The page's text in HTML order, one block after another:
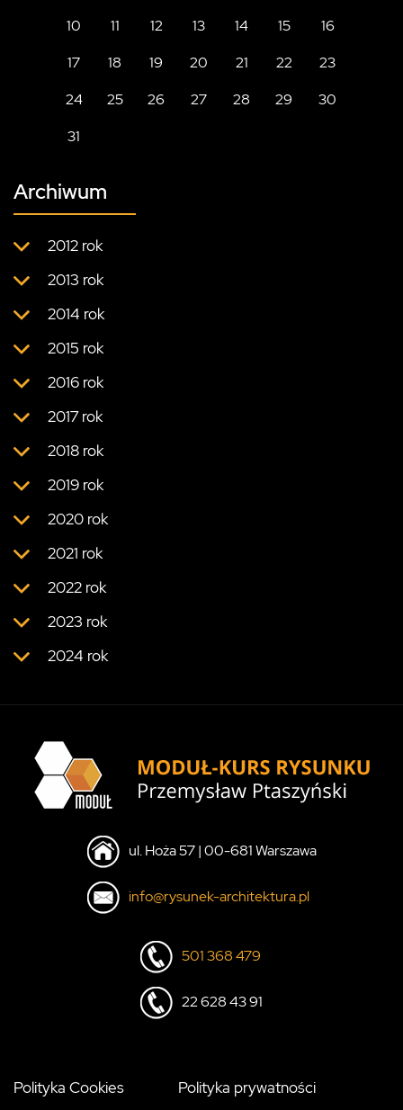
10
11 12 13 14 15
16
17
18 19 20 21 22
23
24
25 26 27 28 29
30
31
Archiwum
2012 rok
2013 rok
2014 rok
2015 rok
2016 rok
2017 rok
2018 rok
2019 rok
2020 rok
2021 rok
2022 rok
2023 rok
2024 rok
ul. Hoża 57 | 00-681 Warszawa
info@rysunek-architektura.pl
501 368 479
22 628 43 91
Polityka Cookies Polityka prywatności